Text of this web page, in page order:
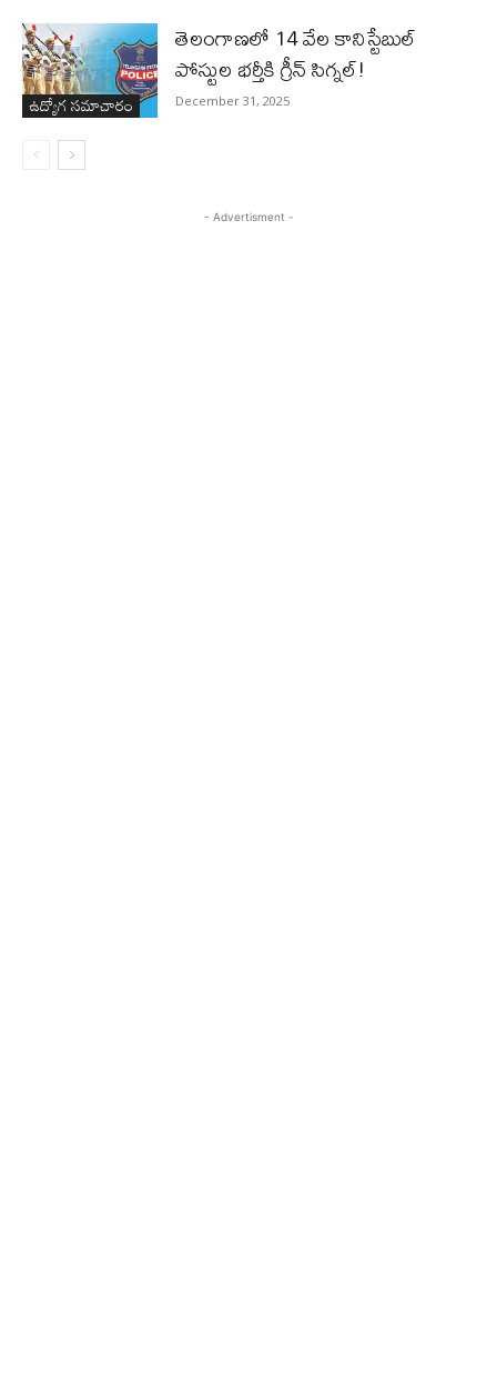
ఉద్యోగ సమాచారం
తెలంగాణలో 14 వేల కానిస్టేబుల్
పోస్టుల భర్తీకి గ్రీన్ సిగ్నల్!
December 31, 2025
- Advertisment -